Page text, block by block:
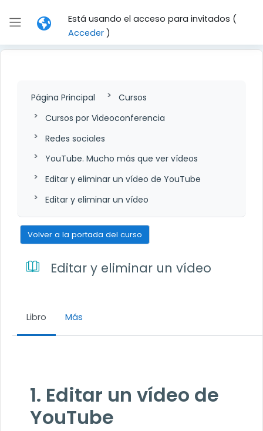
Panel lateral
Está usando el acceso para invitados (
Acceder)
Página Principal
Cursos
Cursos por Videoconferencia
Redes sociales
YouTube. Mucho más que ver vídeos
Editar y eliminar un vídeo de YouTube
Editar y eliminar un vídeo
Volver a la portada del curso
Editar y eliminar un vídeo
Libro Más
1. Editar un vídeo de
YouTube